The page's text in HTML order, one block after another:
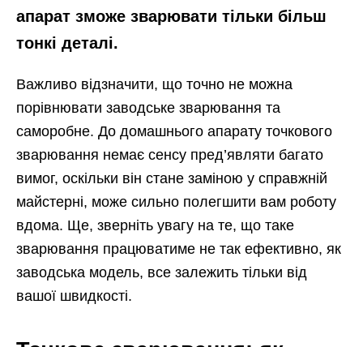
апарат зможе зварювати тільки більш
тонкі деталі.
Важливо відзначити, що точно не можна
порівнювати заводське зварювання та
саморобне. До домашнього апарату точкового
зварювання немає сенсу пред’являти багато
вимог, оскільки він стане заміною у справжній
майстерні, може сильно полегшити вам роботу
вдома. Ще, зверніть увагу на те, що таке
зварювання працюватиме не так ефективно, як
заводська модель, все залежить тільки від
вашої швидкості.